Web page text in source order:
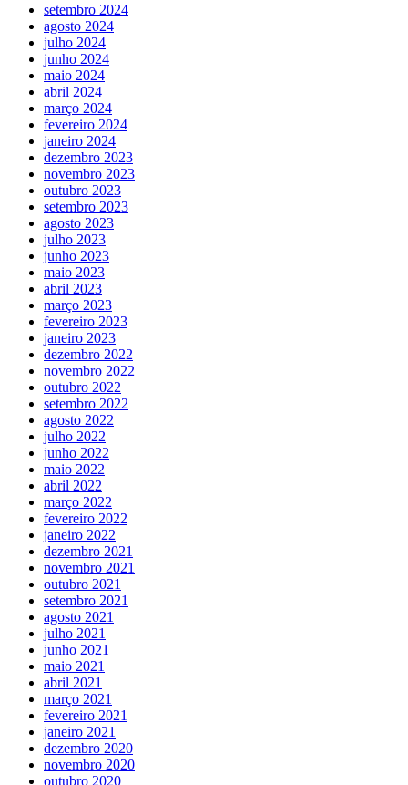
setembro 2024
agosto 2024
julho 2024
junho 2024
maio 2024
abril 2024
março 2024
fevereiro 2024
janeiro 2024
dezembro 2023
novembro 2023
outubro 2023
setembro 2023
agosto 2023
julho 2023
junho 2023
maio 2023
abril 2023
março 2023
fevereiro 2023
janeiro 2023
dezembro 2022
novembro 2022
outubro 2022
setembro 2022
agosto 2022
julho 2022
junho 2022
maio 2022
abril 2022
março 2022
fevereiro 2022
janeiro 2022
dezembro 2021
novembro 2021
outubro 2021
setembro 2021
agosto 2021
julho 2021
junho 2021
maio 2021
abril 2021
março 2021
fevereiro 2021
janeiro 2021
dezembro 2020
novembro 2020
outubro 2020